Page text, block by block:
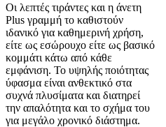
Οι λεπτές τιράντες και η άνετη
Plus γραμμή το καθιστούν
ιδανικό για καθημερινή χρήση,
είτε ως εσώρουχο είτε ως βασικό
κομμάτι κάτω από κάθε
εμφάνιση. Το υψηλής ποιότητας
ύφασμα είναι ανθεκτικό στα
συχνά πλυσίματα και διατηρεί
την απαλότητα και το σχήμα του
για μεγάλο χρονικό διάστημα.